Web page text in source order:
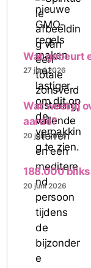
Wat gebeurt
27 juni 2026
Wat weet jij
aarde?
20 juni 2026
188.000
20 juni 2026